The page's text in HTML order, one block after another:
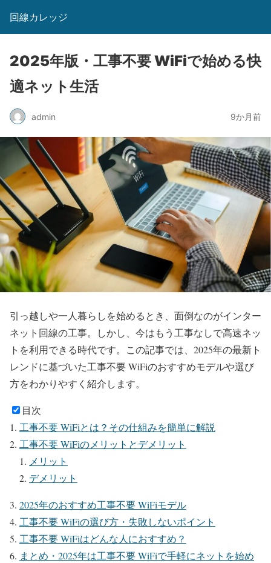
回線カレッジ
2025年版・工事不要 WiFiで始める快
適ネット生活
admin 9か月前
引っ越しや一人暮らしを始めるとき、面倒なのがインター
ネット回線の工事。しかし、今はもう工事なしで高速ネッ
トを利用できる時代です。この記事では、2025年の最新ト
レンドに基づいた工事不要 WiFiのおすすめモデルや選び
方をわかりやすく紹介します。
目次
工事不要 WiFiとは？その仕組みを簡単に解説
工事不要 WiFiのメリットとデメリット
メリット
デメリット
2025年のおすすめ工事不要 WiFiモデル
工事不要 WiFiの選び方・失敗しないポイント
工事不要 WiFiはどんな人におすすめ？
まとめ・2025年は工事不要 WiFiで手軽にネットを始め